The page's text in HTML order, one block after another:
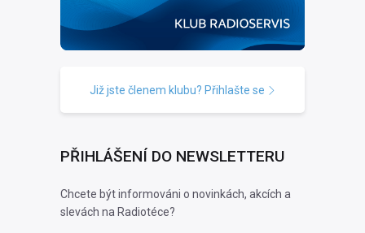
Již jste členem klubu? Přihlašte se
PŘIHLÁŠENÍ DO NEWSLETTERU
Chcete být informováni o novinkách, akcích a
slevách na Radiotéce?